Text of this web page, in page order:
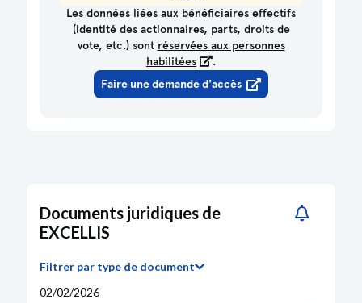
Les données liées aux bénéficiaires effectifs
(identité des actionnaires, parts, droits de
vote, etc.) sont réservées aux personnes
habilitées
.
Faire une demande d'accès
Documents juridiques de
EXCELLIS
Filtrer par type de document
02/02/2026